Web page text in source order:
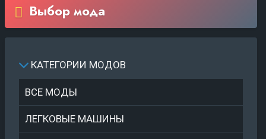
Выбор мода
КАТЕГОРИИ МОДОВ
ВСЕ МОДЫ
ЛЕГКОВЫЕ МАШИНЫ